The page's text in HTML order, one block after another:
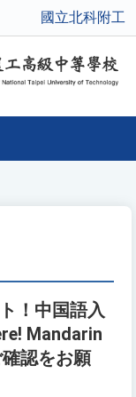
國立北科附工
！中国語入
Mandarin
認をお願